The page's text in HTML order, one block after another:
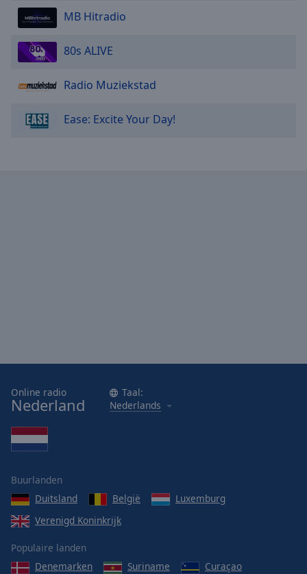
MB Hitradio
80s ALIVE
Radio Muziekstad
Ease: Excite Your Day!
Online radio
Nederland
Taal:
Nederlands
Buurlanden
Duitsland
België
Luxemburg
Verenigd Koninkrijk
Populaire landen
Denemarken
Suriname
Curaçao